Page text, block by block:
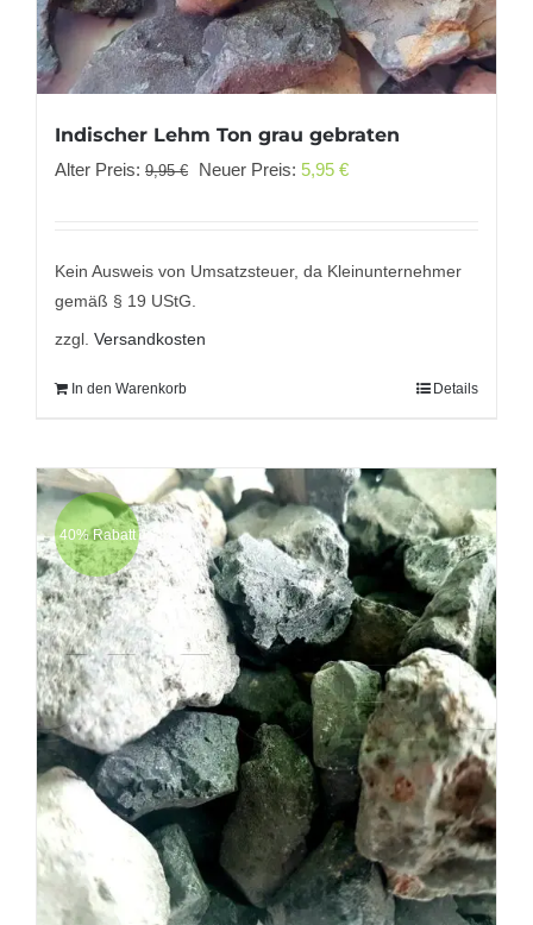
Indischer Lehm Ton grau gebraten
Alter Preis: 9,95€
Ursprünglicher
9,95 €
Neuer Preis: 5,95 €Aktueller
5,95 €.
Kein Ausweis von Umsatzsteuer, da Kleinunternehmer
gemäß § 19 UStG.
zzgl. Versandkosten
In den Warenkorb Details
40% Rabatt